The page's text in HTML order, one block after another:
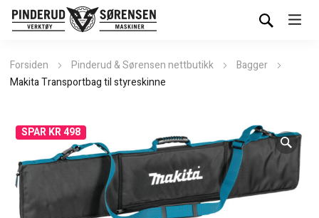
Forsiden Pinderud & Sørensen nettbutikk
Bagger
Makita Transportbag til styreskinne
SPAR KR 498